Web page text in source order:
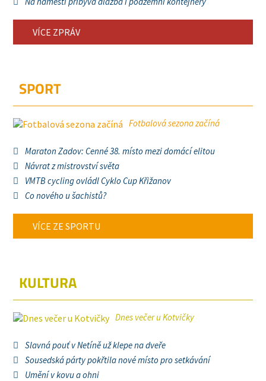
VÍCE ZPRÁV
SPORT
Fotbalová sezona začíná
Maraton Zadov: Cenné 38. místo mezi domácí elitou
Návrat z mistrovství světa
VMTB cycling ovládl Cyklo Cup Křižanov
Co nového u šachistů?
VÍCE ZE SPORTU
KULTURA
Dnes večer u Kotvičky
Slavná pouť v Netíně už klepe na dveře
Sousedská párty pokřtila nové místo pro setkávání
Umění v kovu a ohni